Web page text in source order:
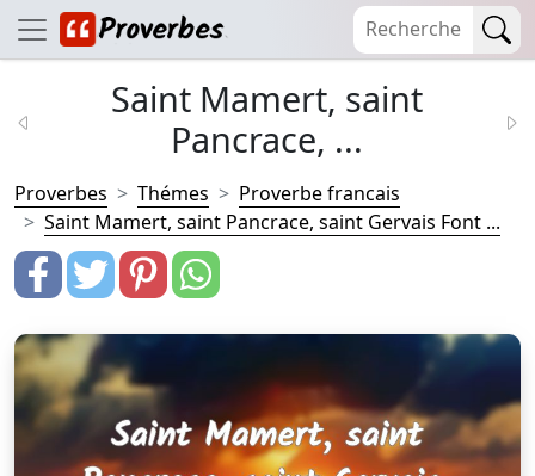
Saint Mamert, saint
Pancrace, ...
Proverbes Thémes
Proverbe francais
Saint Mamert, saint Pancrace, saint Gervais Font ...